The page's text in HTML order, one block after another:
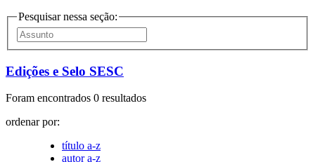
Pesquisar nessa seção:
Edições e Selo SESC
Foram encontrados 0 resultados
ordenar por:
título a-z
autor a-z